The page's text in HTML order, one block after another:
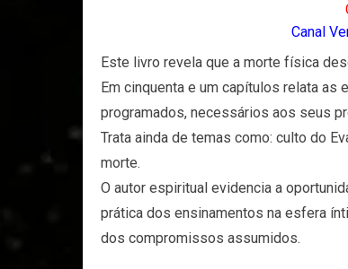
Canal
Este livro revela que a morte física
Em cinquenta e um capítulos relata
programados, necessários aos seus
Trata ainda de temas como: culto do
morte.
O autor espiritual evidencia a
prática dos ensinamentos na esfera
dos compromissos assumidos.